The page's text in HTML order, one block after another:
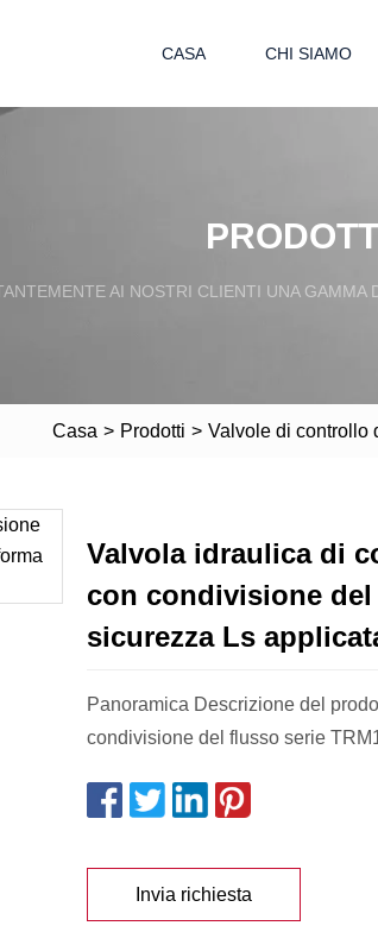
CASA CHI SIAMO
AI NOSTRI CLIENTI UNA
Casa > Prodotti > Valvole di controllo
Valvola idraulica di
con condivisione
sicurezza Ls
Panoramica Descrizione del
condivisione del flusso serie
Invia richiesta